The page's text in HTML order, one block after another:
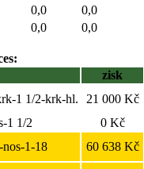
0,0
0,0
0,0 0,0
zisk
1 1/2-krk-hl.
21 000 Kč
1 1/2
0 Kč
1-18 60 638 Kč